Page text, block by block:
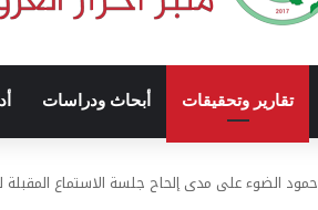
تقارير وتحقيقات أبحاث ودراسات
الضوء على مدى إلحاح جلسة الاستماع المقبلة